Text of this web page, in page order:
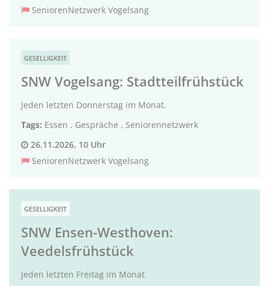
SeniorenNetzwerk Vogelsang
GESELLIGKEIT
SNW Vogelsang: Stadtteilfrühstück
Jeden letzten Donnerstag im Monat.
Tags: Essen , Gespräche , Seniorennetzwerk
26.11.2026, 10 Uhr
SeniorenNetzwerk Vogelsang
GESELLIGKEIT
SNW Ensen-Westhoven:
Veedelsfrühstück
Jeden letzten Freitag im Monat.